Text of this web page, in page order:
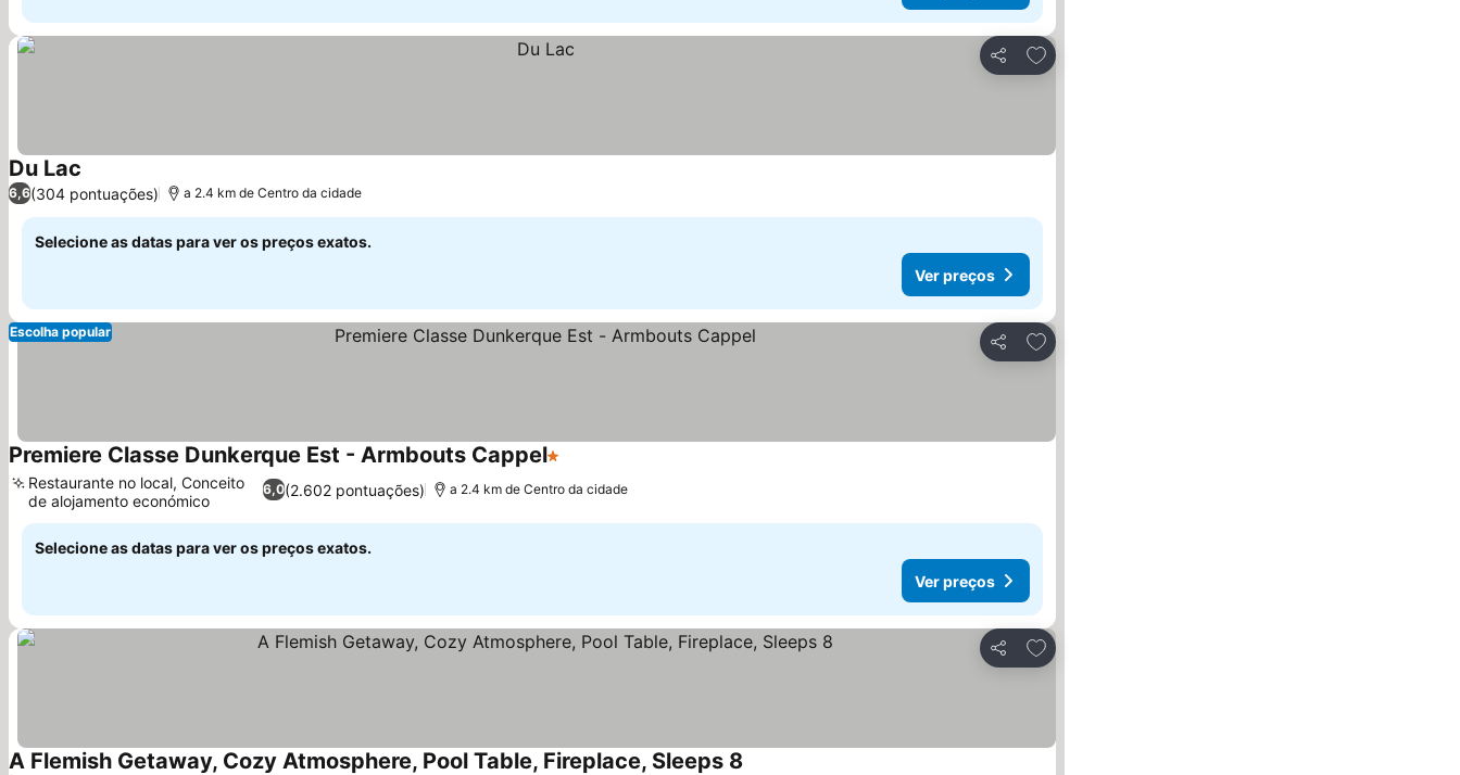
Partilhar
Adicionar aos favoritos
Du Lac
6,6(304 pontuações) a 2.4 km de Centro da cidade
Selecione as datas para ver os preços exatos.
Ver preços
Partilhar
Adicionar aos favoritos
Escolha popular
Premiere Classe Dunkerque Est - Armbouts Cappel1 Estrelas
6,0(2.602 pontuações)
Restaurante no local, Conceito
de alojamento económico
a 2.4 km de Centro da cidade
Selecione as datas para ver os preços exatos.
Ver preços
Partilhar
Adicionar aos favoritos
A Flemish Getaway, Cozy Atmosphere, Pool Table, Fireplace, Sleeps 8